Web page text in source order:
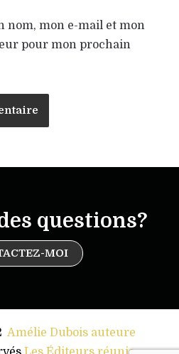
nom, mon e-mail et mon
pour mon prochain
questions?
MOI
Amélie Dubois auteure